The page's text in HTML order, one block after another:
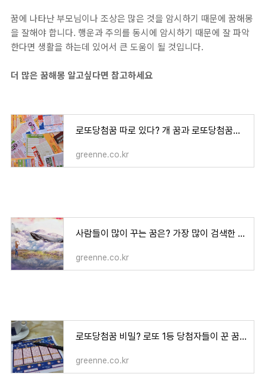
꿈에 나타난 부모님이나 조상은 많은 것을 암시하기 때문에 꿈해몽
을 잘해야 합니다. 행운과 주의를 동시에 암시하기 때문에 잘 파악
한다면 생활을 하는데 있어서 큰 도움이 될 것입니다.
더 많은 꿈해몽 알고싶다면 참고하세요
로또당첨꿈 따로 있다? 개 꿈과 로또당첨꿈해몽 구분 어떻게?
greenne.co.kr
사람들이 많이 꾸는 꿈은? 가장 많이 검색한 100가지 꿈해몽 풀이
greenne.co.kr
로또당첨꿈 비밀? 로또 1등 당첨자들이 꾼 꿈 Best7 로또꿈해몽 총정리
greenne.co.kr